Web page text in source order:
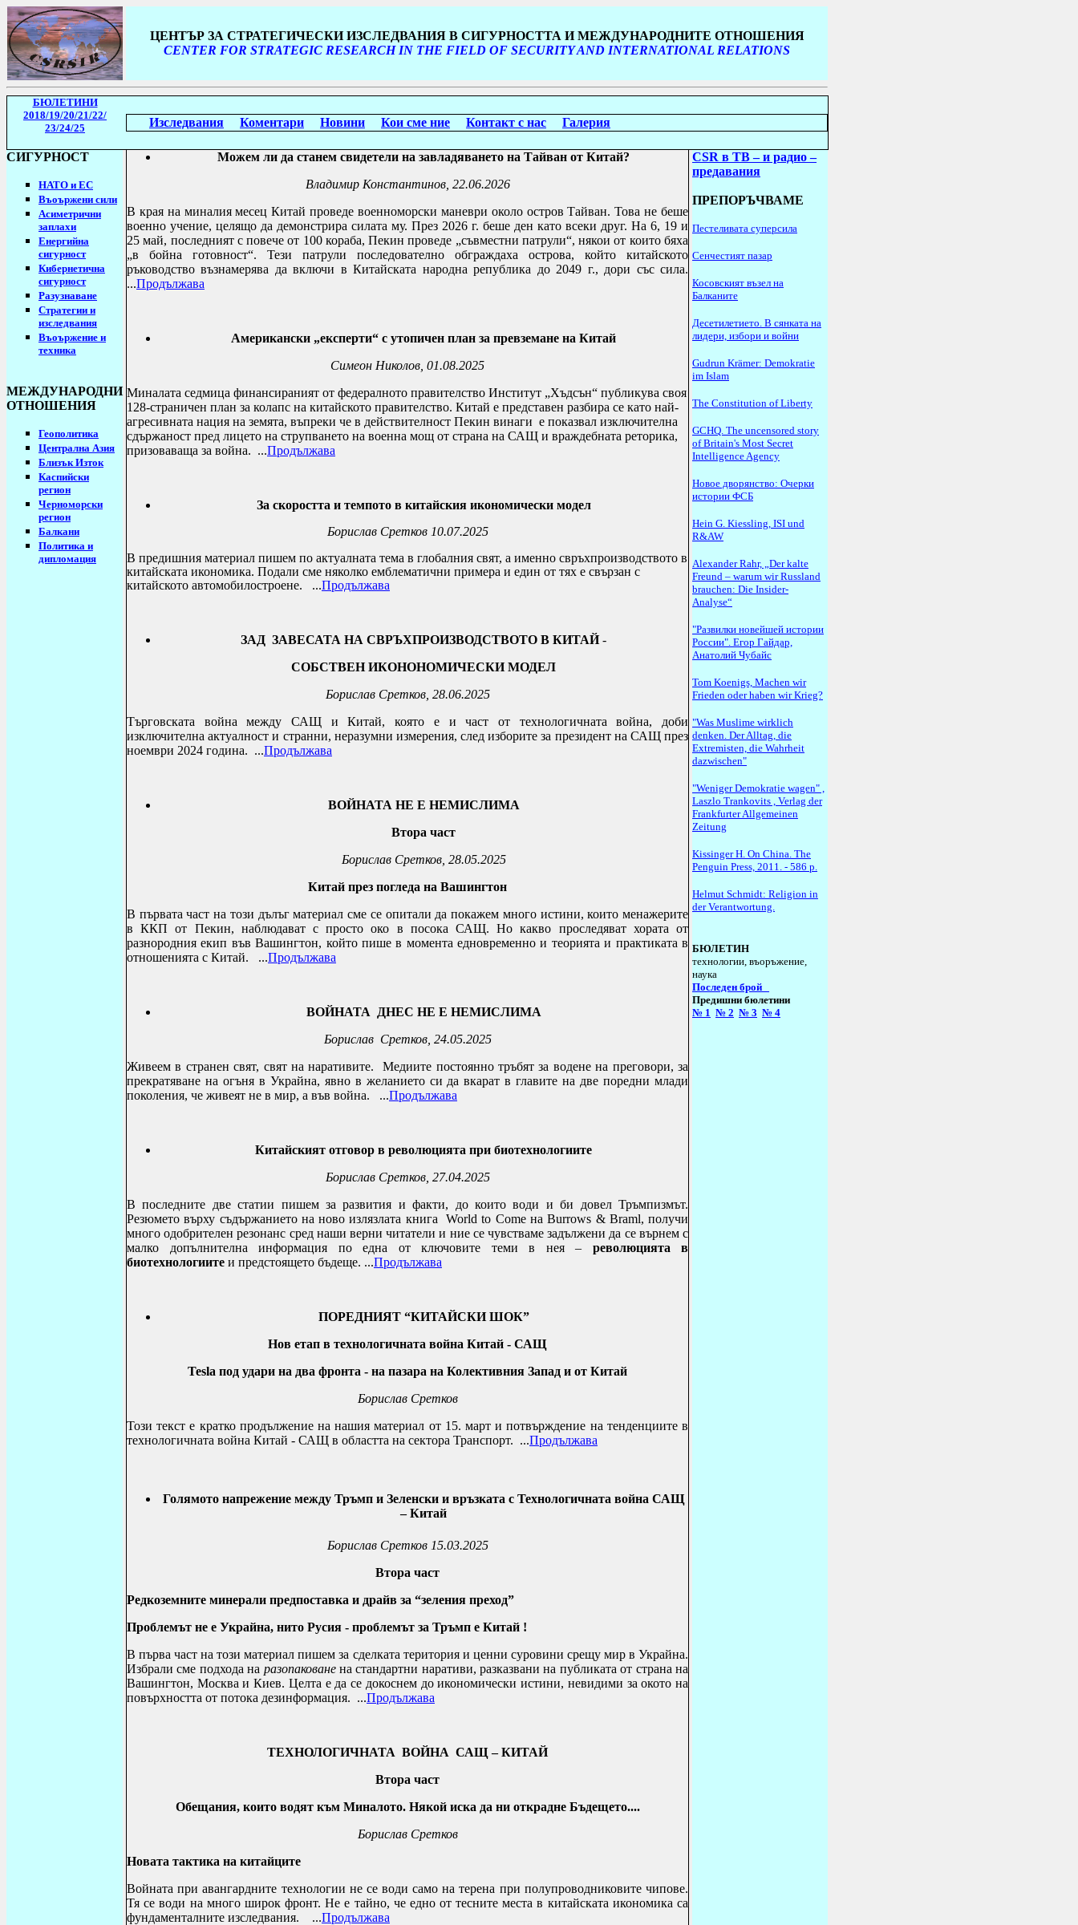
ЦЕНТЪР ЗА СТРАТЕГИЧЕСКИ ИЗСЛЕДВАНИЯ В СИГУРНОСТТА И МЕЖДУНАРОДНИТЕ ОТНОШЕНИЯ
CENTER FOR STRATEGIC RESEARCH IN THE FIELD OF SECURITY AND INTERNATIONAL RELATIONS
БЮЛЕТИНИ
2018/19/20/21/22/
23/24/25
Изследвания Коментари Новини Кои сме ние Контакт с нас Галерия
СИГУРНОСТ
НАТО и ЕС
Въоържени сили
Асиметрични
заплахи
Енергийна
сигурност
Кибернетична
сигурност
Разузнаване
Стратегии и
изследвания
Въоържение и
техника
МЕЖДУНАРОДНИ
ОТНОШЕНИЯ
Геополитика
Централна Азия
Близък Изток
Каспийски
регион
Черноморски
регион
Балкани
Политика и
дипломация
Можем ли да станем свидетели на завладяването на Тайван от Китай?
Владимир Константинов, 22.06.2026
В края на миналия месец Китай проведе военноморски маневри около остров Тайван. Това не беше
военно учение, целящо да демонстрира силата му. През 2026 г. беше ден като всеки друг. На 6, 19 и
25 май, последният с повече от 100 кораба, Пекин проведе „съвместни патрули“, някои от които бяха
„в бойна готовност“. Тези патрули последователно обграждаха острова, който китайското
ръководство възнамерява да включи в Китайската народна република до 2049 г., дори със сила.
...Продължава
Американски „експерти“ с утопичен план за превземане на Китай
Симеон Николов, 01.08.2025
Миналата седмица финансираният от федералното правителство Институт „Хъдсън“ публикува своя
128-страничен план за колапс на китайското правителство. Китай е представен разбира се като най-
агресивната нация на земята, въпреки че в действителност Пекин винаги е показвал изключителна
сдържаност пред лицето на струпването на военна мощ от страна на САЩ и враждебната реторика,
призоваваща за война. ...Продължава
За скоростта и темпото в китайския икономически модел
Борислав Сретков10.07.2025
В предишния материал пишем по актуалната тема в глобалния свят, а именно свръхпроизводството в
китайската икономика. Подали сме няколко емблематични примера и един от тях е свързан с
китайското автомобилостроене.
...Продължава
ЗАД ЗАВЕСАТА НА СВРЪХПРОИЗВОДСТВОТО В КИТАЙ-
СОБСТВЕН ИКОНОНОМИЧЕСКИ МОДЕЛ
Борислав Сретков, 28.06.2025
Търговската война между САЩ и Китай, която е и част от технологичната война, доби
изключителна актуалност и странни, неразумни измерения, след изборите за президент на САЩ през
ноември 2024 година. ...Продължава
ВОЙНАТА НЕ Е НЕМИСЛИМА
Втора част
Борислав Сретков, 28.05.2025
Китай през погледа на Вашингтон
В първата част на този дълъг материал сме се опитали да покажем много истини, които менажерите
в ККП от Пекин, наблюдават с просто око в посока САЩ. Но какво проследяват хората от
разнородния екип във Вашингтон, който пише в момента едновременно и теорията и практиката в
отношенията с Китай. ...Продължава
ВОЙНАТА ДНЕС НЕ Е НЕМИСЛИМА
Борислав Сретков, 24.05.2025
Живеем в странен свят, свят на наративите.Mедиите постоянно тръбят за водене на преговори, за
прекратяване на огъня в Украйна, явно в желанието си да вкарат в главите на две поредни млади
поколения, че живеят не в мир, а във война.
...Продължава
Китайският отговор в революцията при биотехнологиите
Борислав Сретков, 27.04.2025
В последните две статии пишем за развития и факти, до които води и би довел Тръмпизмът.
Резюмето върху съдържанието на ново излязлата книгаWorld to ComeнаBurrows & Braml, получи
много одобрителен резонанс сред наши верни читатели и ние се чувстваме задължени да се върнем с
малко допълнителна информация по една от ключовите теми в нея – революцията в
биотехнологиите и предстоящето бъдеще. ...Продължава
ПОРЕДНИЯТ “КИТАЙСКИ ШОК”
Нов етап в технологичната война Китай - САЩ
Tesla под удари на два фронта - на пазара на Колективния Запад и от Китай
Борислав Сретков
Този текст е кратко продължение на нашия материал от 15. март и потвърждение на тенденциите в
технологичната война Китай - САЩ в областта на сектора Транспорт. ...Продължава
Голямото напрежение между Тръмп и Зеленски и връзката с Технологичната война САЩ
– Китай
Борислав Сретков15.03.2025
Втора част
Редкоземните минерали предпоставка и драйв за “зеления преход”
Проблемът не е Украйна, нито Русия - проблемът за Тръмп е Китай !
В първа част на този материал пишем за сделката територия и ценни суровини срещу мир в Украйна.
Избрали сме подхода на разопакованена стандартни наративи, разказвани на публиката от страна на
Вашингтон, Москва и Киев. Целта е да се докоснем до икономически истини, невидими за окото на
повърхността от потока дезинформация. ...Продължава
ТЕХНОЛОГИЧНАТА ВОЙНА САЩ – КИТАЙ
Втора част
Обещания, които водят към Миналото. Някой иска да ни открадне Бъдещето....
Борислав Сретков
Новата тактика на китайците
Войната при авангардните технологии не се води само на терена при полупроводниковите чипове.
Тя се води на много широк фронт. Не е тайно, че едно от тесните места в китайската икономика са
фундаменталните изследвания.
...Продължава
CSR в ТВ – и радио –
предавания
ПРЕПОРЪЧВАМЕ
Пестеливата суперсила
Сенчестият пазар
Косовският възел на
Балканите
Десетилетието. В сянката на
лидери, избори и войни
Gudrun Krämer: Demokratie
im Islam
The Constitution of Liberty
GCHQ. The uncensored story
of Britain's Most Secret
Intelligence Agency
Новое дворянство: Очерки
истории ФСБ
Hein G. Kiessling, ISI und
R&AW
Alexander Rahr, „Der kalte
Freund – warum wir Russland
brauchen: Die Insider-
Analyse“
"Развилки новейшей истории
России". Егор Гайдар,
Анатолий Чубайс
Tom Koenigs, Machen wir
Frieden oder haben wir Krieg?
"Was Muslime wirklich
denken. Der Alltag, die
Extremisten, die Wahrheit
dazwischen"
"Weniger Demokratie wagen" ,
Laszlo Trankovits , Verlag der
Frankfurter Allgemeinen
Zeitung
Kissinger H. On China. The
Penguin Press, 2011. - 586 p.
Helmut Schmidt: Religion in
der Verantwortung.
БЮЛЕТИН
технологии, въоръжение,
наука
Последен брой
Предишни бюлетини
№ 1 № 2 № 3 № 4